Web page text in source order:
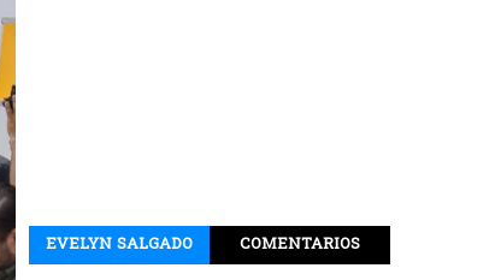
EVELYN SALGADO COMENTARIOS